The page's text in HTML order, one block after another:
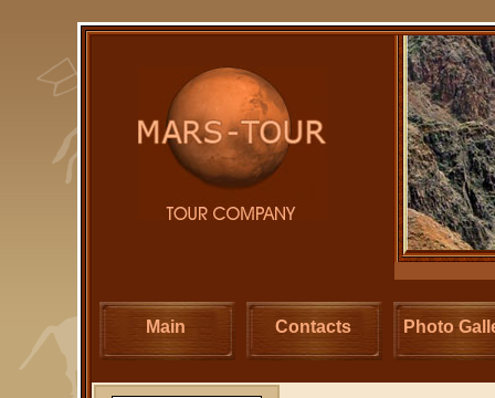
Main Contacts Photo